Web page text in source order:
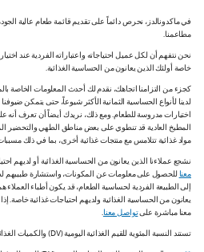
في ماكدونالدز، نحرص دائماً على تقديم قائمة طعام عالية
مطاعمنا.
نحن نتفهم أن لكل عميل احتياجاته واعتباراته الفردية عند
خاصة أولئك الذين يعانون من الحساسية الغذائية.
كجزء من التزامنا اتجاهك، نقدم لك أحدث المعلومات الخاصة
لدينا لأنواع الحساسية الثمانية الأكثر شيوعاً، حتى يتمكن
اختيارات مدروسة للطعام. ومع ذلك، نريدك أيضاً أن تعرف أنه
المطبخ العادية قد تنطوي على بعض مناطق الطهي والتحضير
مواد غذائية تتلامس مع منتجات غذائية أخرى، بما في ذلك
نشجع عملاءنا الذين يعانون من الحساسية الغذائية أو لديهم
معنا للحصول على معلومات عن المكونات، واستشارة طبيبهم
إلى الطبيعة الفردية لحساسية الطعام، قد يكون أطباء العملاء
يعانون من الحساسية الغذائية ولديهم احتياجات غذائية خاصة.
معنا مباشرة علىتواصل معنا.
تستند النسبة المئوية للقيم الغذائية اليومية (DV) والكميات الغذائية الموصى بها RDIs إلى القيم غير المقيدة.